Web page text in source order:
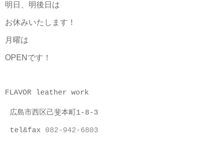
明日、明後日は
お休みいたします！
月曜は
OPENです！
FLAVOR leather work
広島市西区己斐本町1-8-3
tel&fax 082-942-6803